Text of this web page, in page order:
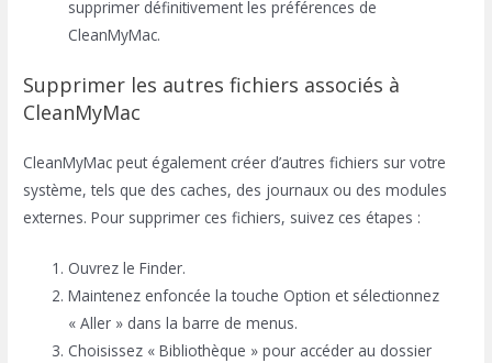
supprimer définitivement les préférences de
CleanMyMac.
Supprimer les autres fichiers associés à
CleanMyMac
CleanMyMac peut également créer d’autres fichiers sur votre
système, tels que des caches, des journaux ou des modules
externes. Pour supprimer ces fichiers, suivez ces étapes :
Ouvrez le Finder.
Maintenez enfoncée la touche Option et sélectionnez
« Aller » dans la barre de menus.
Choisissez « Bibliothèque » pour accéder au dossier